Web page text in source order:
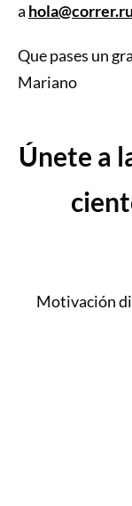
a
Que pases un
Mariano
Únete a
Motivación